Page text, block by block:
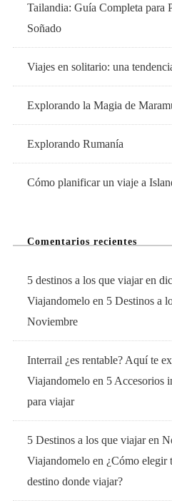
Tailandia: Guía Completa para
Soñado
Viajes en solitario: una
Explorando la Magia de
Explorando Rumanía
Cómo planificar un viaje a
Comentarios recientes
5 destinos a los que viajar en
Viajandomelo en 5 Destinos a
Noviembre
Interrail ¿es rentable? Aquí te
Viajandomelo en 5 Accesorios
para viajar
5 Destinos a los que viajar en
Viajandomelo en ¿Cómo elegir
destino donde viajar?